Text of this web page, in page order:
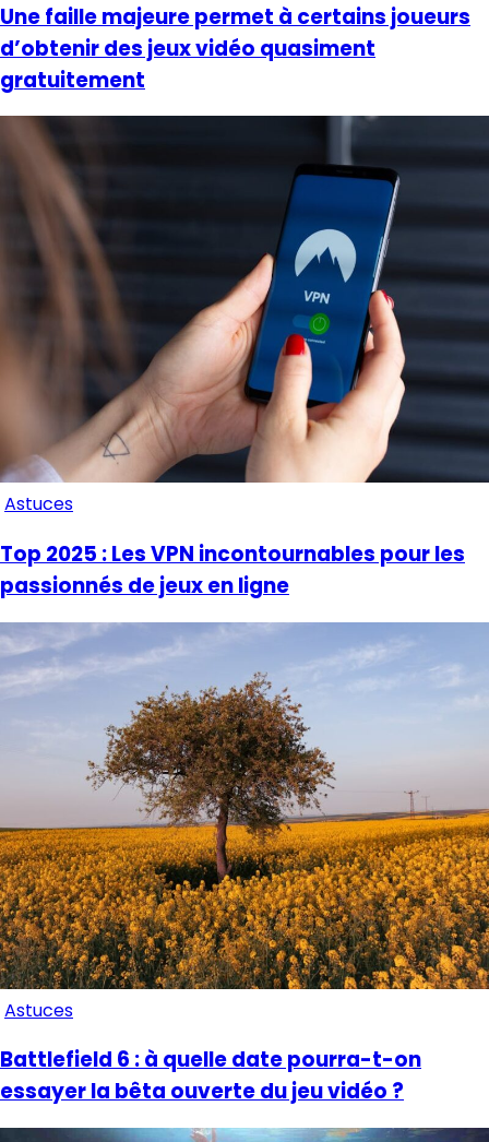
Une faille majeure permet à certains joueurs
d’obtenir des jeux vidéo quasiment
gratuitement
Astuces
Top 2025 : Les VPN incontournables pour les
passionnés de jeux en ligne
Astuces
Battlefield 6 : à quelle date pourra-t-on
essayer la bêta ouverte du jeu vidéo ?